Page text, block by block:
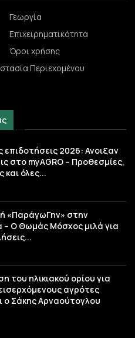
Γεωργία
Επιχειρηματικότητα
Όροι χρήσης
Περιεχομένου
επιδοτήσεις 2026: Ανοιξαν
στο myAGRO – Προθεσμίες,
όλες...
«ΠαράγωΓην» στην
– Ο Θωμάς Μόσχος μιλά για
του ηλικιακού ορίου για
αγρότες
ο Σάκης Αρναούτογλου